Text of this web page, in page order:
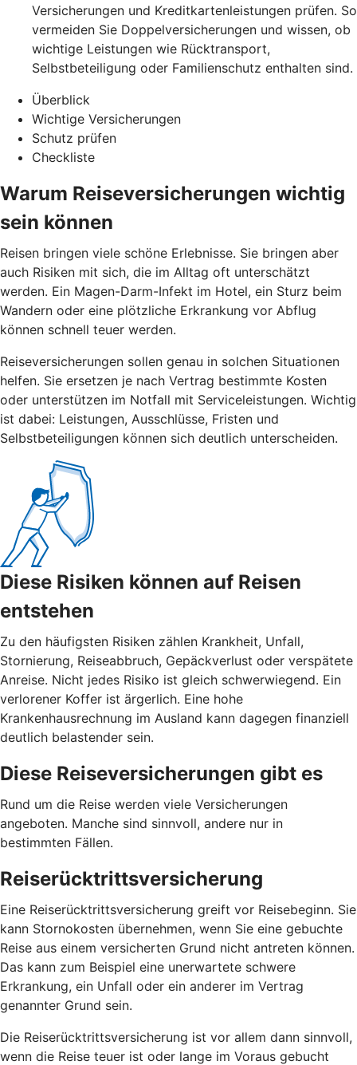
Versicherungen und Kreditkartenleistungen prüfen. So
vermeiden Sie Doppelversicherungen und wissen, ob
wichtige Leistungen wie Rücktransport,
Selbstbeteiligung oder Familienschutz enthalten sind.
Überblick
Wichtige Versicherungen
Schutz prüfen
Checkliste
Warum Reiseversicherungen wichtig
sein können
Reisen bringen viele schöne Erlebnisse. Sie bringen aber
auch Risiken mit sich, die im Alltag oft unterschätzt
werden. Ein Magen-Darm-Infekt im Hotel, ein Sturz beim
Wandern oder eine plötzliche Erkrankung vor Abflug
können schnell teuer werden.
Reiseversicherungen sollen genau in solchen Situationen
helfen. Sie ersetzen je nach Vertrag bestimmte Kosten
oder unterstützen im Notfall mit Serviceleistungen. Wichtig
ist dabei: Leistungen, Ausschlüsse, Fristen und
Selbstbeteiligungen können sich deutlich unterscheiden.
Diese Risiken können auf Reisen
entstehen
Zu den häufigsten Risiken zählen Krankheit, Unfall,
Stornierung, Reiseabbruch, Gepäckverlust oder verspätete
Anreise. Nicht jedes Risiko ist gleich schwerwiegend. Ein
verlorener Koffer ist ärgerlich. Eine hohe
Krankenhausrechnung im Ausland kann dagegen finanziell
deutlich belastender sein.
Diese Reiseversicherungen gibt es
Rund um die Reise werden viele Versicherungen
angeboten. Manche sind sinnvoll, andere nur in
bestimmten Fällen.
Reiserücktrittsversicherung
Eine Reiserücktrittsversicherung greift vor Reisebeginn. Sie
kann Stornokosten übernehmen, wenn Sie eine gebuchte
Reise aus einem versicherten Grund nicht antreten können.
Das kann zum Beispiel eine unerwartete schwere
Erkrankung, ein Unfall oder ein anderer im Vertrag
genannter Grund sein.
Die Reiserücktrittsversicherung ist vor allem dann sinnvoll,
wenn die Reise teuer ist oder lange im Voraus gebucht